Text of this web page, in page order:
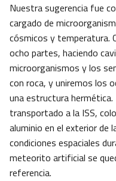
Nuestra sugerencia fue
cargado de
cósmicos y temperatura.
ocho partes, haciendo
microorganismos y los
con roca, y uniremos los
una estructura
transportado a la ISS,
aluminio en el exterior de
condiciones espaciales
meteorito artificial se
referencia.